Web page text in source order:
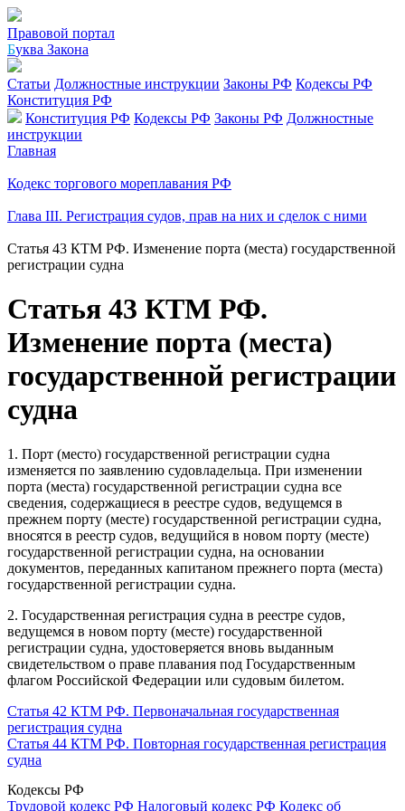
Правовой портал
Буква Закона
Статьи Должностные инструкции Законы РФ Кодексы РФ
Конституция РФ
Конституция РФ Кодексы РФ Законы РФ Должностные
инструкции
Главная
Кодекс торгового мореплавания РФ
Глава III. Регистрация судов, прав на них и сделок с ними
Статья 43 КТМ РФ. Изменение порта (места) государственной
регистрации судна
Статья 43 КТМ РФ.
Изменение порта (места)
государственной регистрации
судна
1. Порт (место) государственной регистрации судна
изменяется по заявлению судовладельца. При изменении
порта (места) государственной регистрации судна все
сведения, содержащиеся в реестре судов, ведущемся в
прежнем порту (месте) государственной регистрации судна,
вносятся в реестр судов, ведущийся в новом порту (месте)
государственной регистрации судна, на основании
документов, переданных капитаном прежнего порта (места)
государственной регистрации судна.
2. Государственная регистрация судна в реестре судов,
ведущемся в новом порту (месте) государственной
регистрации судна, удостоверяется вновь выданным
свидетельством о праве плавания под Государственным
флагом Российской Федерации или судовым билетом.
Статья 42 КТМ РФ. Первоначальная государственная
регистрация судна
Статья 44 КТМ РФ. Повторная государственная регистрация
судна
Кодексы РФ
Трудовой кодекс РФ Налоговый кодекс РФ Кодекс об